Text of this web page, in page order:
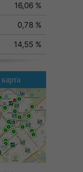
16,06 %
0,78 %
14,55 %